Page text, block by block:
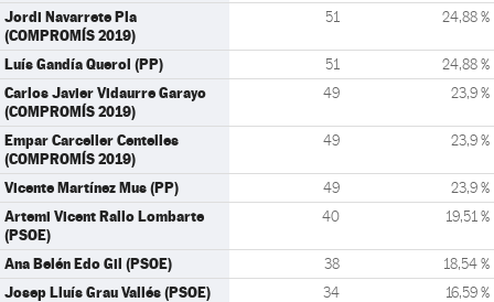
Jordi Navarrete Pla
(COMPROMÍS 2019)
51 24,88 %
Luís Gandía Querol (PP) 51 24,88 %
Carlos Javier Vidaurre Garayo
(COMPROMÍS 2019)
49 23,9 %
Empar Carceller Centelles
(COMPROMÍS 2019)
49 23,9 %
Vicente Martínez Mus (PP) 49 23,9 %
Artemi Vicent Rallo Lombarte
(PSOE)
40 19,51 %
Ana Belén Edo Gil (PSOE) 38 18,54 %
Josep Lluís Grau Vallés (PSOE) 34 16,59 %